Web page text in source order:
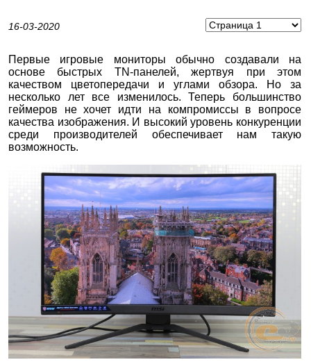
16-03-2020
Первые игровые мониторы обычно создавали на
основе быстрых TN-панелей, жертвуя при этом
качеством цветопередачи и углами обзора. Но за
несколько лет все изменилось. Теперь большинство
геймеров не хочет идти на компромиссы в вопросе
качества изображения. И высокий уровень конкуренции
среди производителей обеспечивает нам такую
возможность.